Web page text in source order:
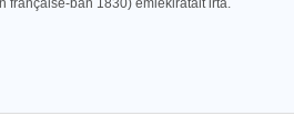
française-ban 1830) emlékiratait irta.